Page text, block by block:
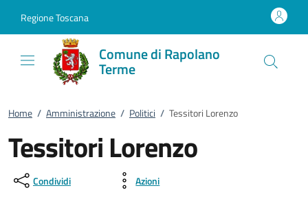
Regione Toscana
Comune di Rapolano
Terme
Home / Amministrazione / Politici / Tessitori Lorenzo
Tessitori Lorenzo
Condividi Azioni